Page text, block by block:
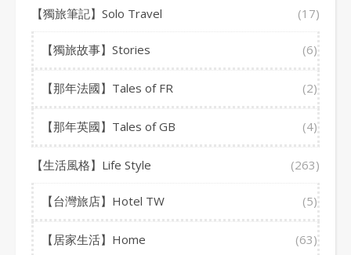
【獨旅筆記】Solo Travel (17)
【獨旅故事】Stories (6)
【那年法國】Tales of FR (2)
【那年英國】Tales of GB (4)
【生活風格】Life Style (263)
【台灣旅店】Hotel TW (5)
【居家生活】Home (63)